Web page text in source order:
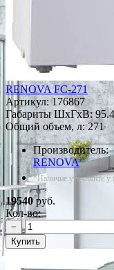
RENOVA FC-271
Артикул:176867
Габариты ШxГxВ:
Общий объем, л: 271
Производитель:
RENOVA
*Наличие уточняйте у
19540руб.
Кол-во:
−
Купить